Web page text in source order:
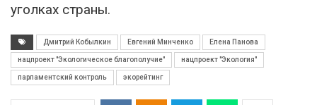
уголках страны.
Дмитрий Кобылкин Евгений Минченко Елена Панова
нацпроект "Экологическое благополучие" нацпроект "Экология"
парламентский контроль экорейтинг